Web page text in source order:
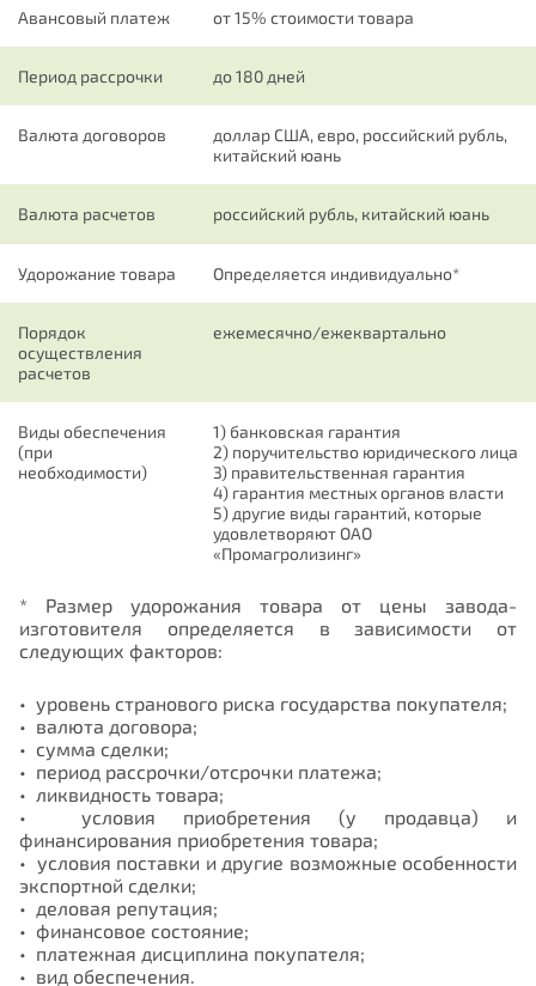
Авансовый платеж от 15% стоимости товара
Период рассрочки до 180 дней
Валюта договоров
доллар США, евро, российский рубль,
китайский юань
Валюта расчетов российский рубль, китайский юань
Удорожание товара Определяется индивидуально*
Порядок
осуществления
расчетов
ежемесячно/ежеквартально
Виды обеспечения
(при
необходимости)
1) банковская гарантия
2) поручительство юридического лица
3) правительственная гарантия
4) гарантия местных органов власти
5) другие виды гарантий, которые
удовлетворяют ОАО
«Промагролизинг»
* Размер удорожания товара от цены завода-
изготовителя определяется в зависимости от
следующих факторов:
• уровень странового риска государства покупателя;
• валюта договора;
• сумма сделки;
• период рассрочки/отсрочки платежа;
• ликвидность товара;
• условия приобретения (у продавца) и
финансирования приобретения товара;
• условия поставки и другие возможные особенности
экспортной сделки;
• деловая репутация;
• финансовое состояние;
• платежная дисциплина покупателя;
• вид обеспечения.